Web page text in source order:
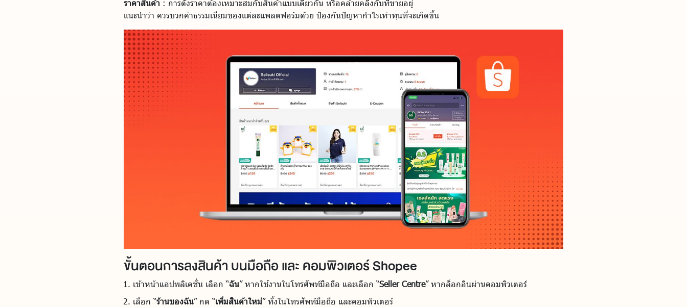
ราคาสินค้า : การตั้งราคาต้องเหมาะสมกับสินค้าแบบเดียวกัน หรือคล้ายคลึงกับที่ขายอยู่
แนะนำว่า ควรบวกค่าธรรมเนียมของแต่ละแพลตฟอร์มด้วย ป้องกันปัญหากำไรเท่าทุนที่จะเกิดขึ้น
ขั้นตอนการลงสินค้า บนมือถือ และ คอมพิวเตอร์ Shopee
เข้าหน้าแอปพลิเคชั่น เลือก “ฉัน” หากใช้งานในโทรศัพท์มือถือ และเลือก “Seller Centre” หากล็อกอินผ่านคอมพิวเตอร์
เลือก “ร้านของฉัน” กด “เพิ่มสินค้าใหม่” ทั้งในโทรศัพท์มือถือ และคอมพิวเตอร์